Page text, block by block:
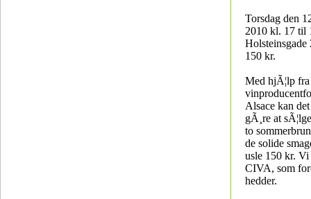
Torsdag den
2010 kl. 17 til
150 kr.
Med hjÃ¦lp fra
Alsace kan
gÃ¸re at
to
de solide
usle 150 kr.
CIVA, som
hedder.